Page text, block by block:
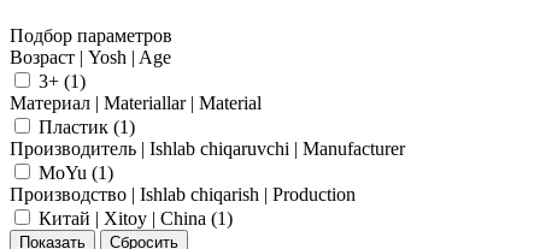
Подбор параметров
Возраст | Yosh | Age
3+ (1)
Материал | Materiallar | Material
Пластик (1)
Производитель | Ishlab chiqaruvchi | Manufacturer
MoYu (1)
Производство | Ishlab chiqarish | Production
Китай | Xitoy | China (1)